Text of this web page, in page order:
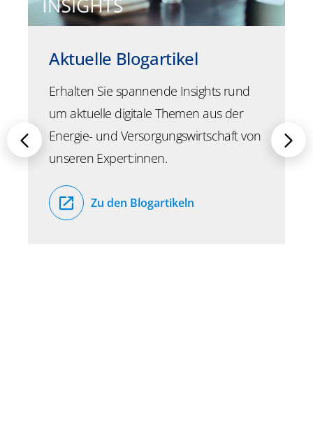
Aktuelle Blogartikel
Erhalten Sie spannende Insights rund
um aktuelle digitale Themen aus der
Energie- und Versorgungswirtschaft von
unseren Expert:innen.
Zu den Blogartikeln